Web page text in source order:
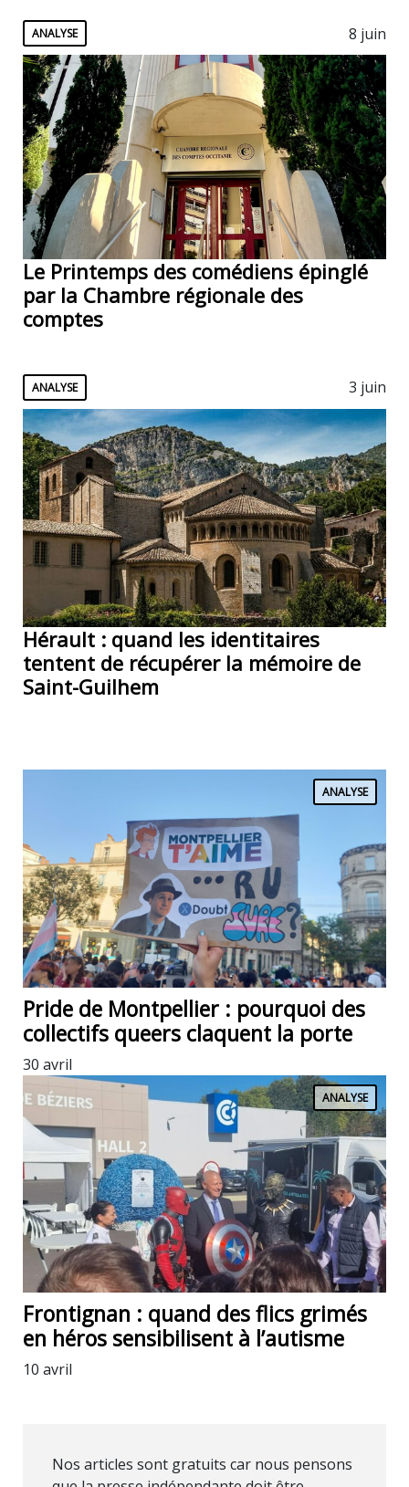
ANALYSE 8 juin
Le Printemps des comédiens épinglé
par la Chambre régionale des
comptes
ANALYSE 3 juin
Hérault : quand les identitaires
tentent de récupérer la mémoire de
Saint-Guilhem
ANALYSE
Pride de Montpellier : pourquoi des
collectifs queers claquent la porte
30 avril
ANALYSE
Frontignan : quand des flics grimés
en héros sensibilisent à l’autisme
10 avril
Nos articles sont gratuits car nous pensons